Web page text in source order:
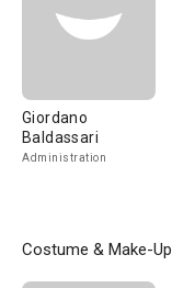
Giordano
Baldassari
Administration
Costume & Make-Up